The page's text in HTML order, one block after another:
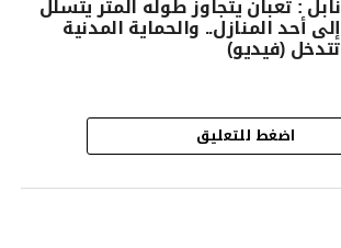
نابل : ثعبان يتجاوز طوله المتر يتسلّل
إلى أحد المنازل.. والحماية المدنية
تتدخل (فيديو)
اضغط للتعليق